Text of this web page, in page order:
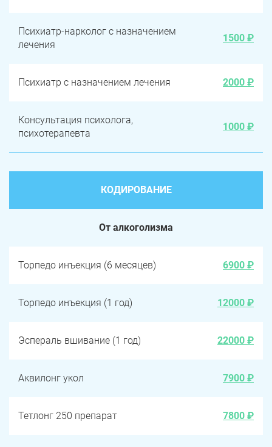
Психиатр-нарколог с назначением
лечения
1500 ₽
Психиатр с назначением лечения 2000 ₽
Консультация психолога,
психотерапевта
1000 ₽
КОДИРОВАНИЕ
От алкоголизма
Торпедо инъекция (6 месяцев) 6900 ₽
Торпедо инъекция (1 год) 12000 ₽
Эспераль вшивание (1 год) 22000 ₽
Аквилонг укол 7900 ₽
Тетлонг 250 препарат 7800 ₽